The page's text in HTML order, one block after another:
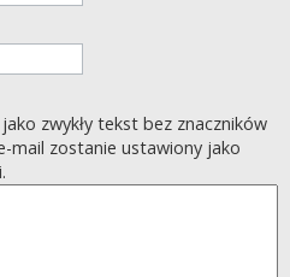
zwykły tekst bez znaczników
mail zostanie ustawiony jako